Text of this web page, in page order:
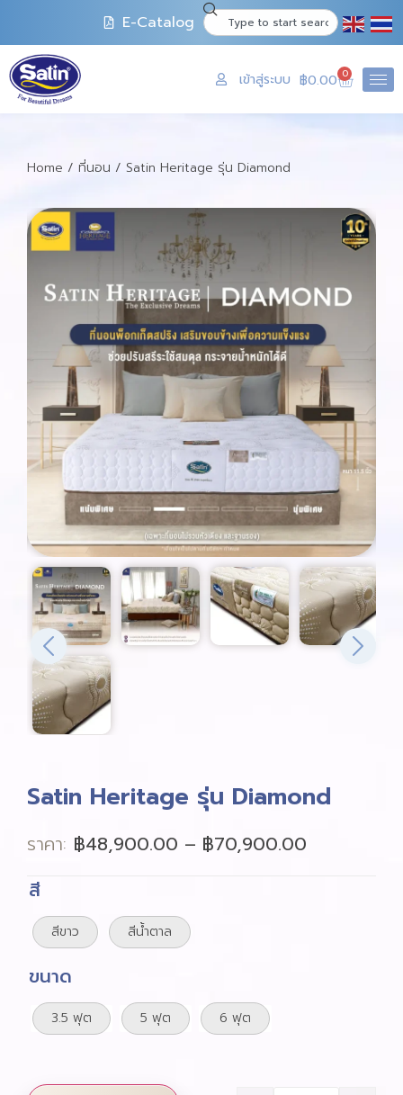
E-Catalog
เข้าสู่ระบบ ฿0.00 0
Home / ที่นอน / Satin Heritage รุ่น Diamond
Satin Heritage รุ่น Diamond
ราคา: ฿48,900.00 – ฿70,900.00
สี
สีขาว สีน้ำตาล
ขนาด
3.5 ฟุต 5 ฟุต 6 ฟุต